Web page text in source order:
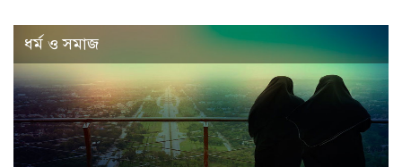
ধর্ম ও সমাজ